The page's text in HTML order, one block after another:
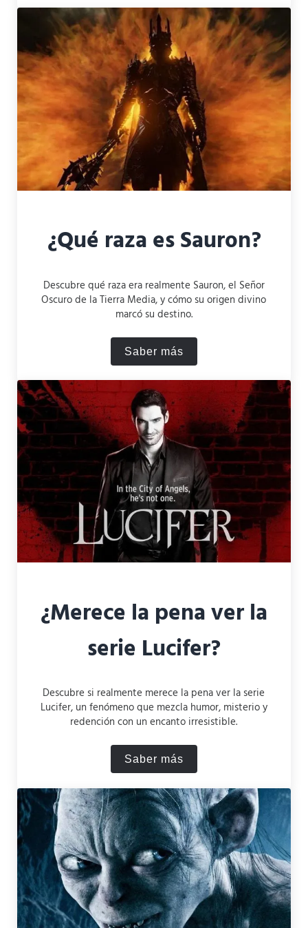
¿Qué raza es Sauron?
Descubre qué raza era realmente Sauron, el Señor
Oscuro de la Tierra Media, y cómo su origen divino
marcó su destino.
Saber más¿Qué raza es Sauron?
¿Merece la pena ver la
serie Lucifer?
Descubre si realmente merece la pena ver la serie
Lucifer, un fenómeno que mezcla humor, misterio y
redención con un encanto irresistible.
Saber más¿Merece la pena ver la